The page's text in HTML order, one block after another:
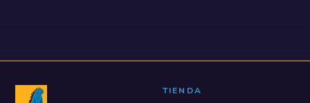
TIENDA